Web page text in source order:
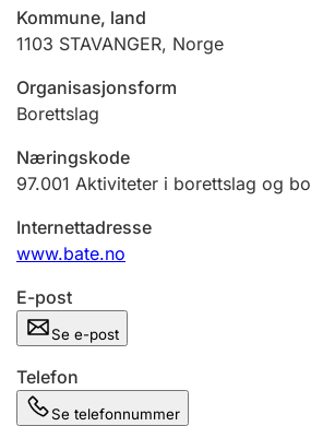
Kommune, land
1103 STAVANGER, Norge
Organisasjonsform
Borettslag
Næringskode
97.001 Aktiviteter i borettslag og
Internettadresse
www.bate.no
E-post
Se e-post
Telefon
Se telefonnummer